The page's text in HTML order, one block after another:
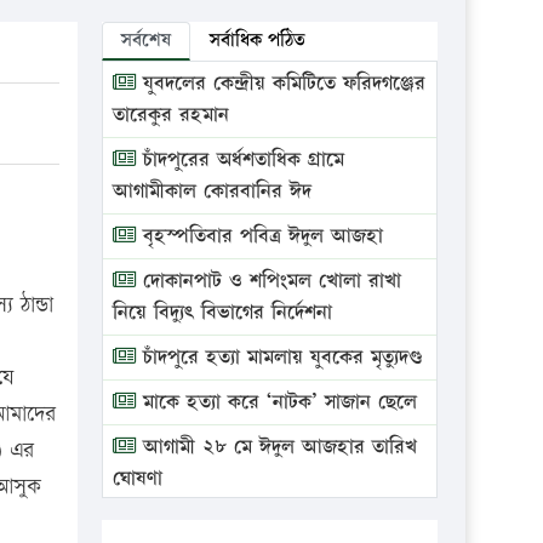
এর
আসুক
সর্বশেষ সর্বাধিক পঠিত
যুবদলের কেন্দ্রীয় কমিটিতে ফরিদগঞ্জের
তারেকুর রহমান
চাঁদপুরের অর্ধশতাধিক গ্রামে
আগামীকাল কোরবানির ঈদ
বৃহস্পতিবার পবিত্র ঈদুল আজহা
দোকানপাট ও শপিংমল খোলা রাখা
নিয়ে বিদ্যুৎ বিভাগের নির্দেশনা
চাঁদপুরে হত্যা মামলায় যুবকের মৃত্যুদণ্ড
মাকে হত্যা করে ‘নাটক’ সাজান ছেলে
আগামী ২৮ মে ঈদুল আজহার তারিখ
ঘোষণা